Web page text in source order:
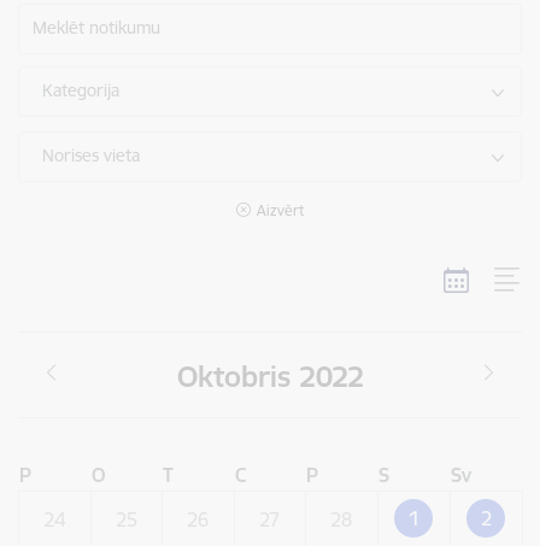
Meklēt notikumu
Kategorija
Norises vieta
Aizvērt
Oktobris 2022
P O T C P S
Sv
1 2